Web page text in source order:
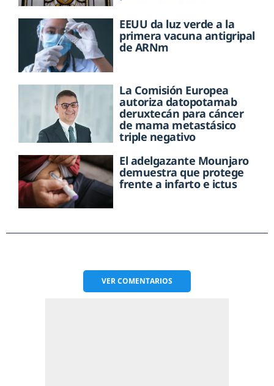
EEUU da luz verde a la
primera vacuna antigripal
de ARNm
La Comisión Europea
autoriza datopotamab
deruxtecán para cáncer
de mama metastásico
triple negativo
El adelgazante Mounjaro
demuestra que protege
frente a infarto e ictus
VERCOMENTARIOS